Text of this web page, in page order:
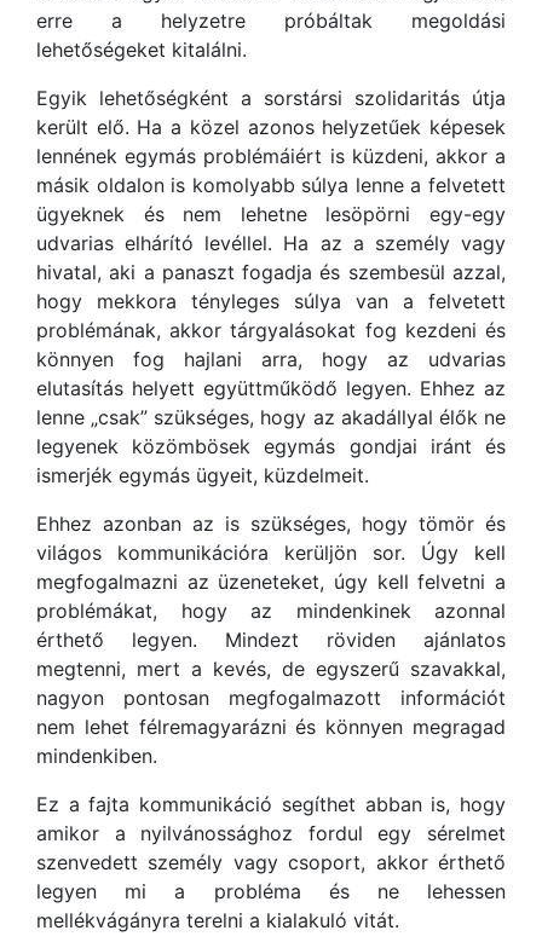
erre a helyzetre próbáltak megoldási
lehetőségeket kitalálni.
Egyik lehetőségként a sorstársi szolidaritás útja
került elő. Ha a közel azonos helyzetűek képesek
lennének egymás problémáiért is küzdeni, akkor a
másik oldalon is komolyabb súlya lenne a felvetett
ügyeknek és nem lehetne lesöpörni egy-egy
udvarias elhárító levéllel. Ha az a személy vagy
hivatal, aki a panaszt fogadja és szembesül azzal,
hogy mekkora tényleges súlya van a felvetett
problémának, akkor tárgyalásokat fog kezdeni és
könnyen fog hajlani arra, hogy az udvarias
elutasítás helyett együttműködő legyen. Ehhez az
lenne „csak” szükséges, hogy az akadállyal élők ne
legyenek közömbösek egymás gondjai iránt és
ismerjék egymás ügyeit, küzdelmeit.
Ehhez azonban az is szükséges, hogy tömör és
világos kommunikációra kerüljön sor. Úgy kell
megfogalmazni az üzeneteket, úgy kell felvetni a
problémákat, hogy az mindenkinek azonnal
érthető legyen. Mindezt röviden ajánlatos
megtenni, mert a kevés, de egyszerű szavakkal,
nagyon pontosan megfogalmazott információt
nem lehet félremagyarázni és könnyen megragad
mindenkiben.
Ez a fajta kommunikáció segíthet abban is, hogy
amikor a nyilvánossághoz fordul egy sérelmet
szenvedett személy vagy csoport, akkor érthető
legyen mi a probléma és ne lehessen
mellékvágányra terelni a kialakuló vitát.